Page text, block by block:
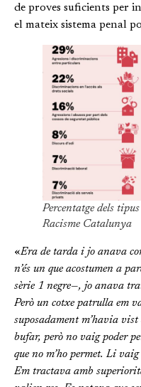
de proves suficients per
el mateix sistema penal
Percentatge dels
Racisme Catalunya
«Era de tarda i jo anava
n’és un que acostumen a
sèrie 1 negre—, jo anava
Però un cotxe patrulla em
suposadament m’havia
bufar, però no vaig poder
que no m’ho permet. Li
Em tractava amb